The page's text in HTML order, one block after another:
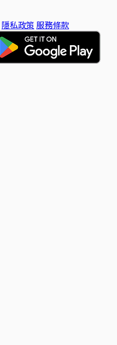
隱私政策 服務條款